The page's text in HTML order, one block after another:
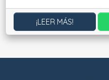
¡LEER MÁS!